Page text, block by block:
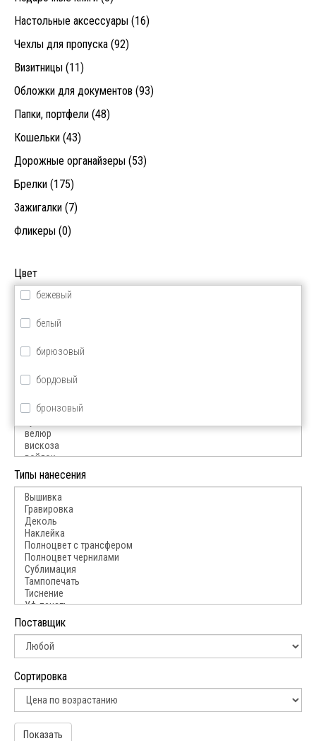
Настольные аксессуары (16)
Чехлы для пропуска (92)
Визитницы (11)
Обложки для документов (93)
Папки, портфели (48)
Кошельки (43)
Дорожные органайзеры (53)
Брелки (175)
Зажигалки (7)
Фликеры (0)
Цвет
бежевый
белый
бирюзовый
бордовый
бронзовый
голубой
зеленый
золотой
красный
коричневый
оранжевый
прозрачный
серебристый
Материал
Типы нанесения
Поставщик
Сортировка
Показать